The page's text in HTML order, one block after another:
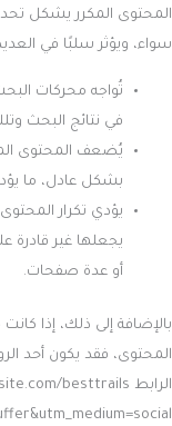
المحتوى المكرر يشكل
سواء، ويؤثر سلبًا في
تُواجه محركات
في نتائج البحث
يُضعف المحتوى
بشكل عادل، ما
يؤدي تكرار
يجعلها غير قادرة
أو عدة صفحات.
المحتوى، فقد يكون أحد